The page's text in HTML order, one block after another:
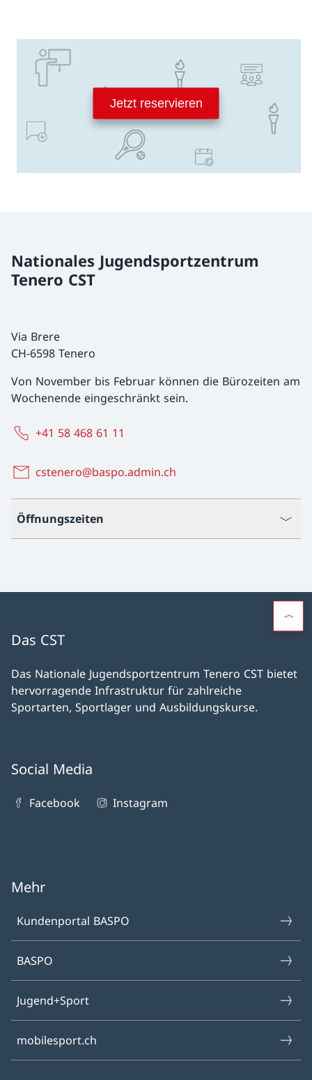
Nationales Jugendsportzentrum
Tenero CST
Via Brere
CH-6598 Tenero
Von November bis Februar können die Bürozeiten am
Wochenende eingeschränkt sein.
+41 58 468 61 11
cstenero@baspo.admin.ch
Öffnungszeiten
Das CST
Das Nationale Jugendsportzentrum Tenero CST bietet
hervorragende Infrastruktur für zahlreiche
Sportarten, Sportlager und Ausbildungskurse.
Social Media
Facebook Instagram
Mehr
Kundenportal BASPO
BASPO
Jugend+Sport
mobilesport.ch